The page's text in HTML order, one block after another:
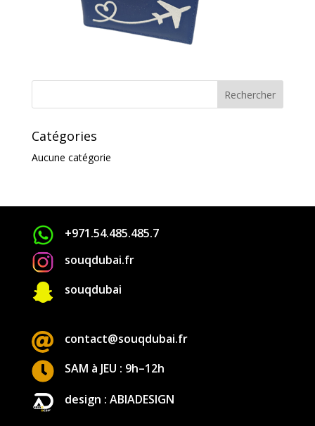
Catégories
Aucune catégorie
+971.54.485.485.7
souqdubai.fr
 souqdubai
 contact@souqdubai.fr

SAM à JEU : 9h–12h
design : ABIADESIGN